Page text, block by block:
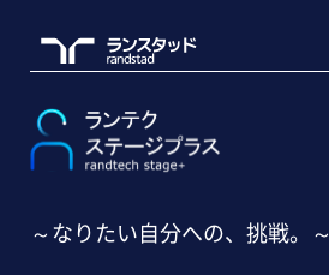
～なりたい自分への、挑戦。～